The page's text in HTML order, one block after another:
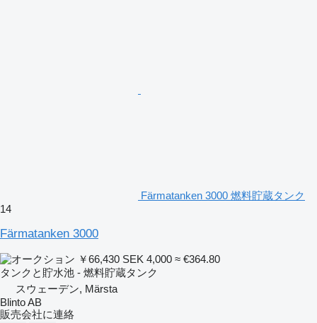
Färmatanken 3000 燃料貯蔵タンク
14
Färmatanken 3000
￥66,430 SEK 4,000 ≈ €364.80
タンクと貯水池 - 燃料貯蔵タンク
スウェーデン, Märsta
Blinto AB
販売会社に連絡